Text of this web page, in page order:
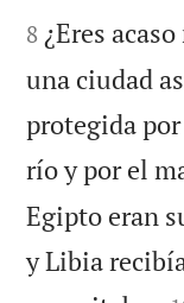


8 ¿Eres
una ciudad
protegida
río y por el
Egipto eran
y Libia